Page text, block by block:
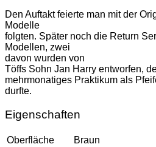
Den Auftakt feierte man mit der
Modelle
folgten. Später noch die Return
Modellen, zwei
davon wurden von
Töffs Sohn Jan Harry entworfen,
mehrmonatiges Praktikum als
durfte.
Eigenschaften
Oberfläche
Braun